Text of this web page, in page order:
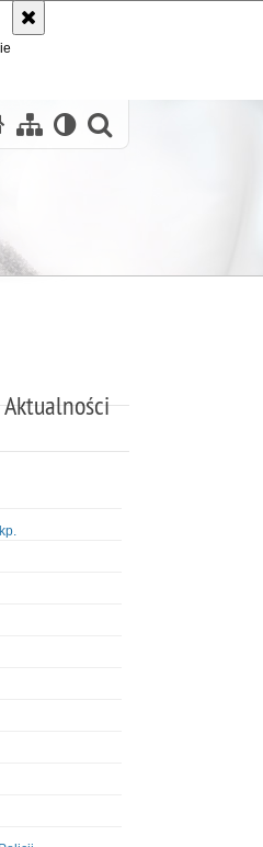
Aktualności